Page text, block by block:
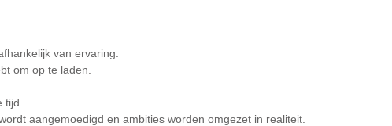
van ervaring.
om op te laden.
aangemoedigd en ambities worden omgezet in realiteit.